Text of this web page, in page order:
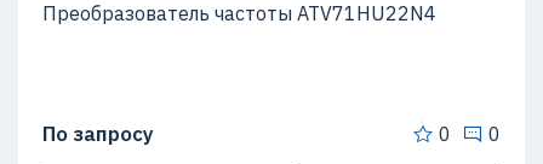
Преобразователь частоты ATV71HU22N4
По запросу 0 0